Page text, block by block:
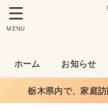
ホーム お知らせ
MENU
栃木県内で、家庭